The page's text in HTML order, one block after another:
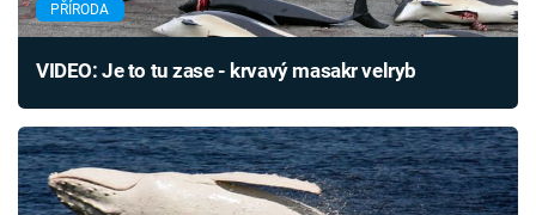
PŘÍRODA
VIDEO: Je to tu zase - krvavý masakr velryb